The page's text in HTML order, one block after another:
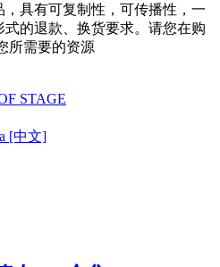
具有可复制性，可传播性，一
式的退款、换货要求。请您在购
所需要的资源
STAGE
[中文]